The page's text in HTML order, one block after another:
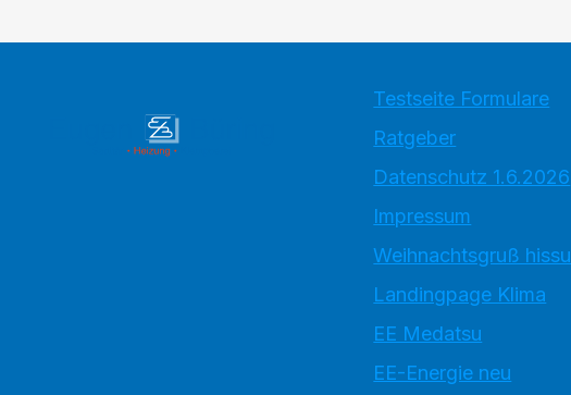
Testseite Formulare
Ratgeber
Datenschutz 1.6.2026
Impressum
Weihnachtsgruß hissu
Landingpage Klima
EE Medatsu
EE-Energie neu